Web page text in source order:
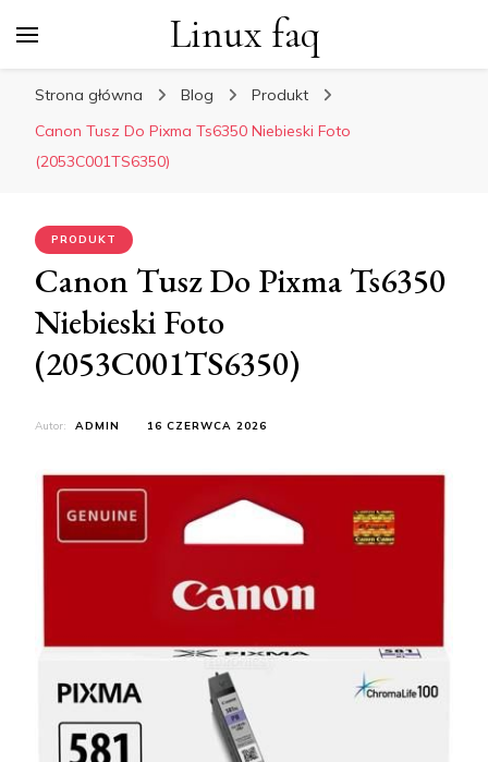
Linux faq
Strona główna Blog
Produkt
Canon Tusz Do Pixma Ts6350 Niebieski Foto
(2053C001TS6350)
PRODUKT
Canon Tusz Do Pixma Ts6350
Niebieski Foto
(2053C001TS6350)
Autor: ADMIN 16 CZERWCA 2026